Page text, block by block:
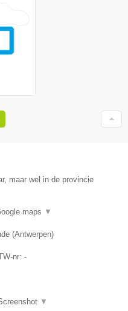
maar wel in de provincie
maps ▼
(Antwerpen)
nr: -
▼